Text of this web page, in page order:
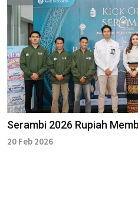
Serambi 2026 Rupiah
20 Feb 2026